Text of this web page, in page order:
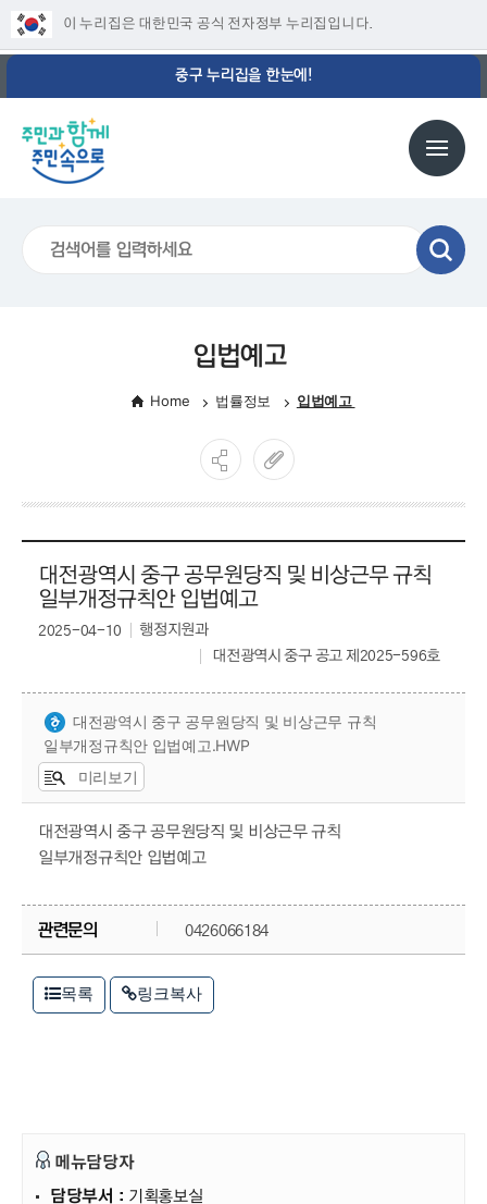
이 누리집은 대한민국 공식 전자정부 누리집입니다.
중구 누리집을 한눈에!
입법예고
Home 법률정보 입법예고
대전광역시 중구 공무원당직 및 비상근무 규칙
일부개정규칙안 입법예고
행정지원과
2025-04-10
대전광역시 중구 공고 제2025-596호
대전광역시 중구 공무원당직 및 비상근무 규칙
일부개정규칙안 입법예고.HWP
미리보기
대전광역시 중구 공무원당직 및 비상근무 규칙
일부개정규칙안 입법예고
관련문의 0426066184
목록 링크복사
메뉴담당자
담당부서 : 기획홍보실